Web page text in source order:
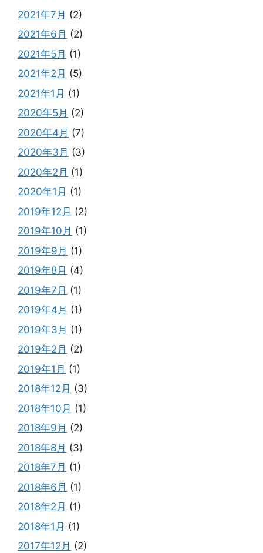
2021年7月 (2)
2021年6月 (2)
2021年5月 (1)
2021年2月 (5)
2021年1月 (1)
2020年5月 (2)
2020年4月 (7)
2020年3月 (3)
2020年2月 (1)
2020年1月 (1)
2019年12月 (2)
2019年10月 (1)
2019年9月 (1)
2019年8月 (4)
2019年7月 (1)
2019年4月 (1)
2019年3月 (1)
2019年2月 (2)
2019年1月 (1)
2018年12月 (3)
2018年10月 (1)
2018年9月 (2)
2018年8月 (3)
2018年7月 (1)
2018年6月 (1)
2018年2月 (1)
2018年1月 (1)
2017年12月 (2)